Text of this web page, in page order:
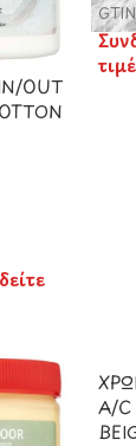
OUT
A/